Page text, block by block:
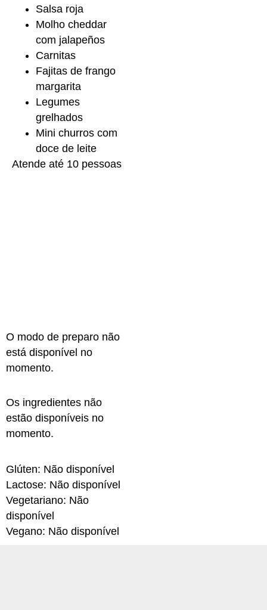
Salsa roja
Molho cheddar
com jalapeños
Carnitas
Fajitas de frango
margarita
Legumes
grelhados
Mini churros com
doce de leite
Atende até 10 pessoas
O modo de preparo não
está disponível no
momento.
Os ingredientes não
estão disponíveis no
momento.
Glúten: Não disponível
Lactose: Não disponível
Vegetariano: Não
disponível
Vegano: Não disponível